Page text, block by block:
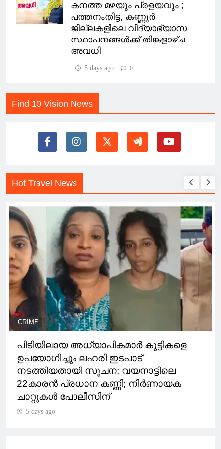
കനത്ത മഴയും പ്രളയവും ;
പത്തനംതിട്ട, കണ്ണൂർ
ജില്ലകളിലെ വിദ്യാഭ്യാസ
സ്ഥാപനങ്ങൾക്ക് തിങ്കളാഴ്ച
അവധി
5 days ago 0
Find 10 Vision News
Hot Travel News
CRIME
പിടിയിലായ അധ്യാപികമാര്‍ കുട്ടികളെ
ഉപയോഗിച്ചും ലഹരി ഇടപാട്
നടത്തിയതായി സൂചന; വയനാട്ടിലെ
22കാരന്‍ പ്രധാന കണ്ണി; നിര്‍ണായക
ചാറ്റുകള്‍ പോലീസിന്
5 days ago